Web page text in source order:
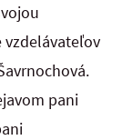
vzdelávateľov
pani